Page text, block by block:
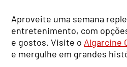
Aproveite uma semana
entretenimento, com
e gostos. Visite oAlgarcine
e mergulhe em grandes